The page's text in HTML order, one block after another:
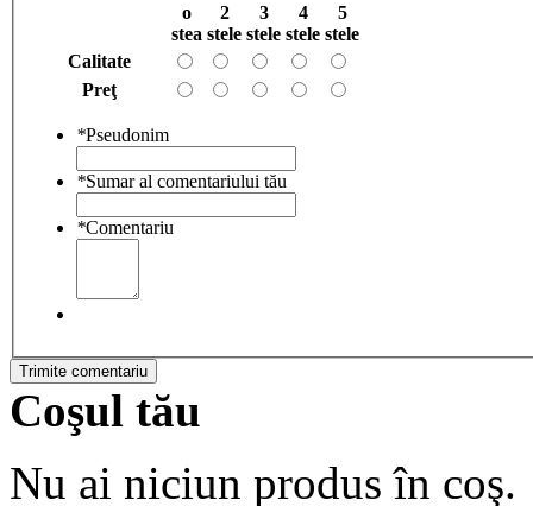
o
stea
2
stele
3
stele
4
stele
5
stele
Calitate
Preţ
*Pseudonim
*Sumar al comentariului tău
*Comentariu
Trimite comentariu
Coşul tău
Nu ai niciun produs în coş.